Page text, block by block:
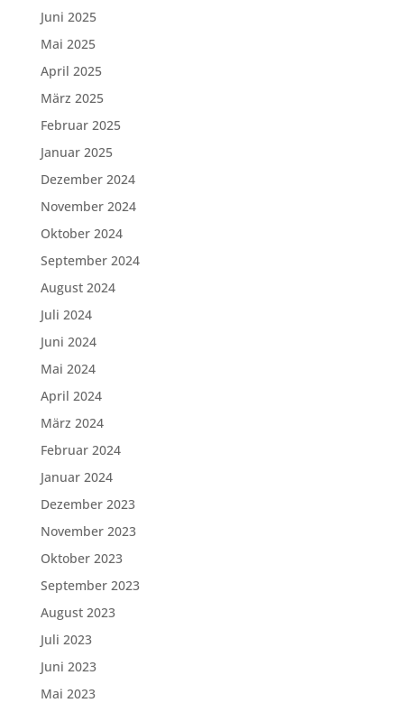
Juni 2025
Mai 2025
April 2025
März 2025
Februar 2025
Januar 2025
Dezember 2024
November 2024
Oktober 2024
September 2024
August 2024
Juli 2024
Juni 2024
Mai 2024
April 2024
März 2024
Februar 2024
Januar 2024
Dezember 2023
November 2023
Oktober 2023
September 2023
August 2023
Juli 2023
Juni 2023
Mai 2023